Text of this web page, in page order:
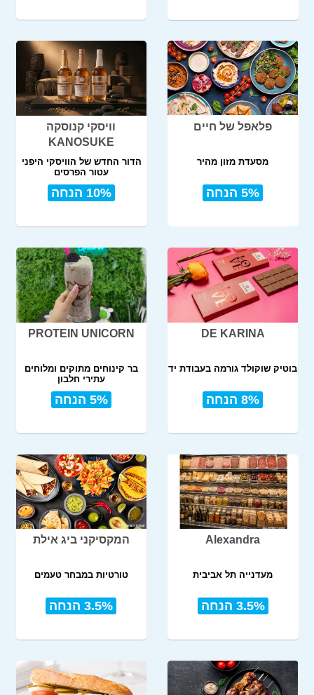
פלאפל של חיים
מסעדת מזון מהיר
5% הנחה
וויסקי קנוסקה
KANOSUKE
הדור החדש של הוויסקי היפני
עטור הפרסים
10% הנחה
DE KARINA
בוטיק שוקולד גורמה בעבודת יד
8% הנחה
PROTEIN UNICORN
בר קינוחים מתוקים ומלוחים
עתירי חלבון
5% הנחה
Alexandra
מעדנייה תל אביבית
3.5% הנחה
המקסיקני ביג אילת
טורטיות במבחר טעמים
3.5% הנחה